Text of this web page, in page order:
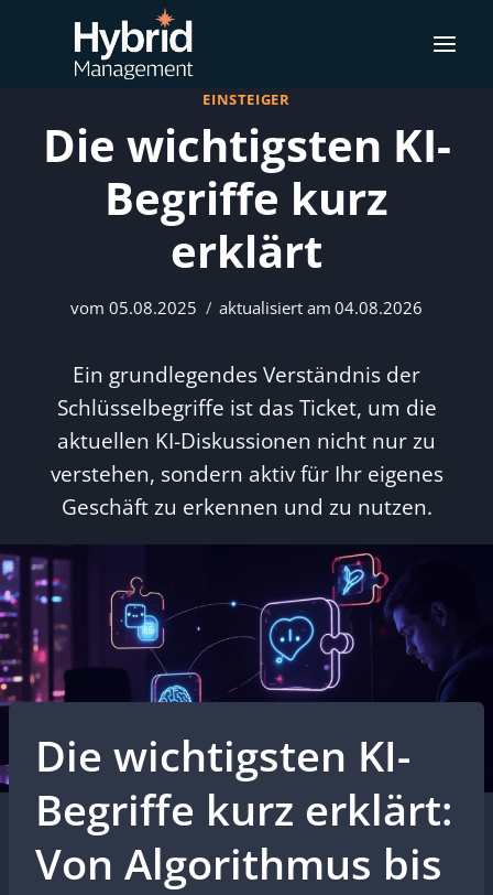
springen
EINSTEIGER
Die wichtigsten KI-
Begriffe kurz
erklärt
vom 05.08.2025 aktualisiert am 04.08.2026
Ein grundlegendes Verständnis der
Schlüsselbegriffe ist das Ticket, um die
aktuellen KI-Diskussionen nicht nur zu
verstehen, sondern aktiv für Ihr eigenes
Geschäft zu erkennen und zu nutzen.
Die wichtigsten KI-
Begriffe kurz erklärt:
Von Algorithmus bis